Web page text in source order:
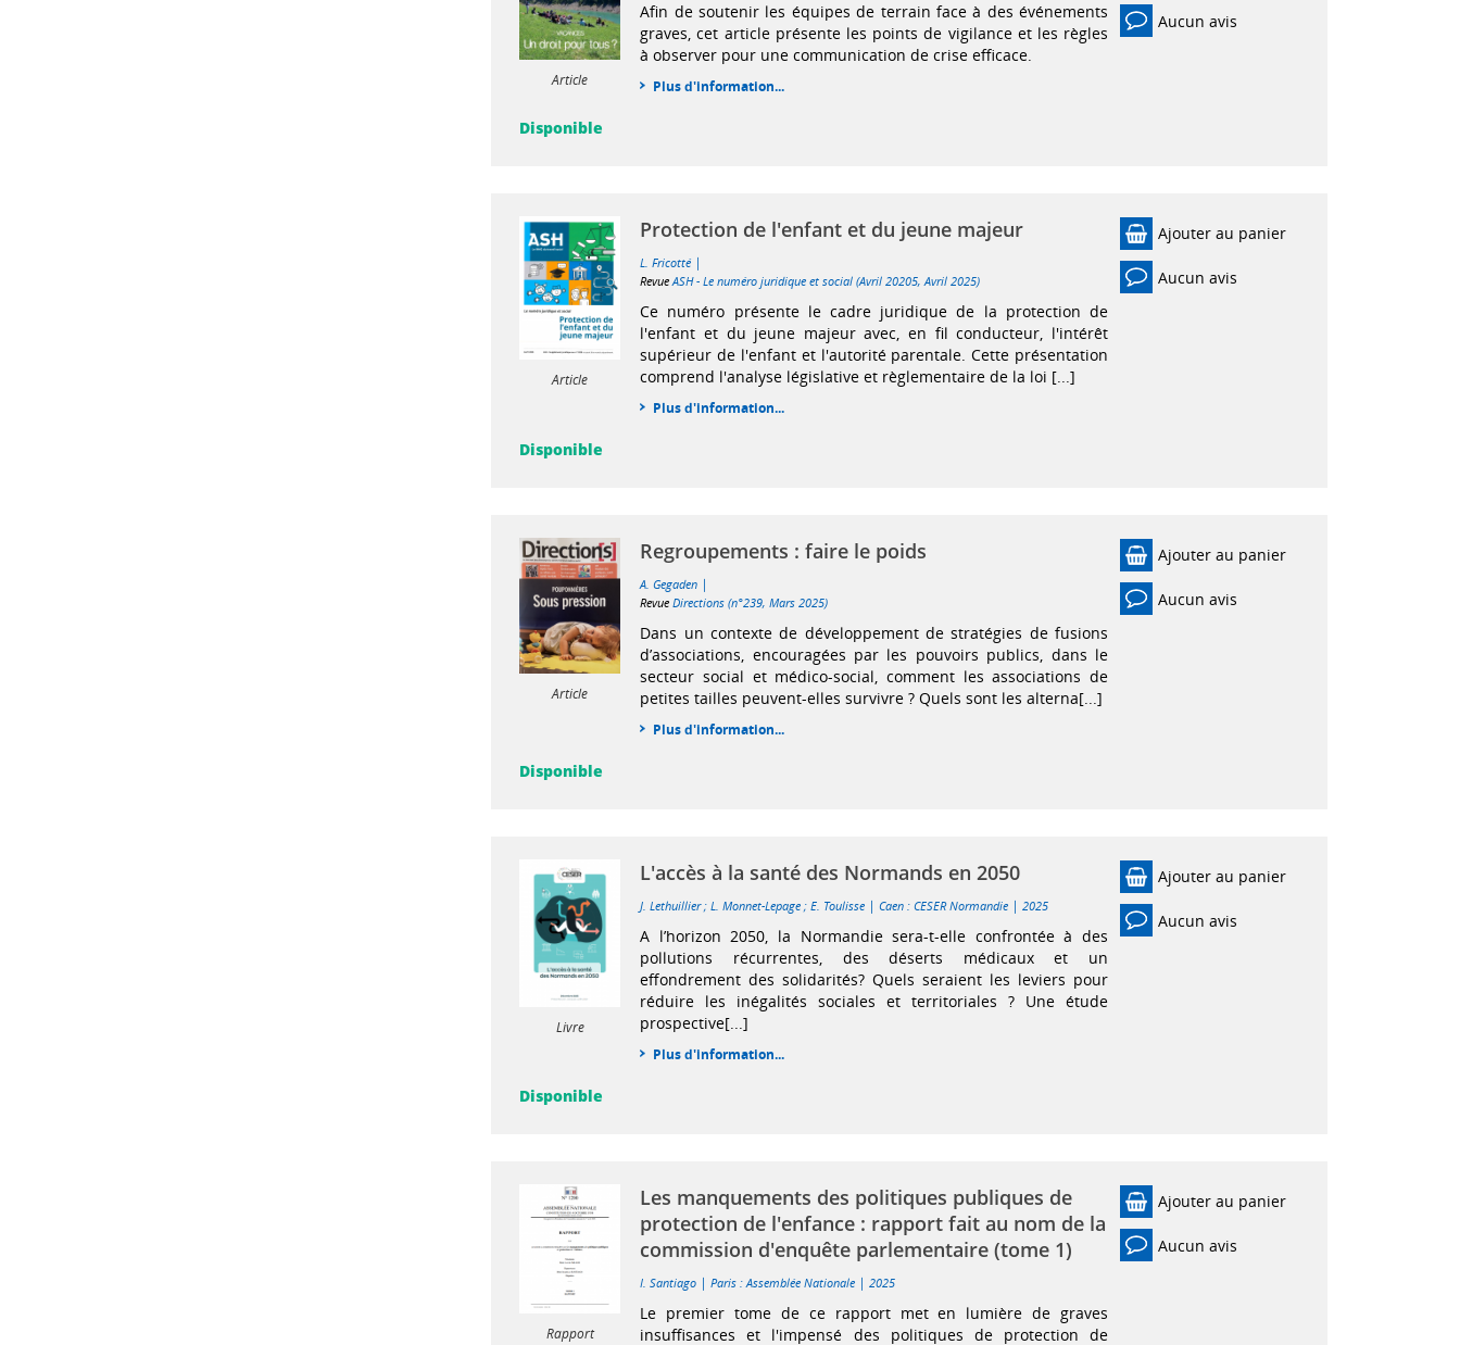
Article
Afin de soutenir les équipes de terrain face à des événements
graves, cet article présente les points de vigilance et les règles
à observer pour une communication de crise efficace.
Plus d'information...
Aucun avis
Disponible
Article
Protection de l'enfant et du jeune majeur
L. Fricotté |
RevueASH - Le numéro juridique et social (Avril 20205, Avril 2025)
Ce numéro présente le cadre juridique de la protection de
l'enfant et du jeune majeur avec, en fil conducteur, l'intérêt
supérieur de l'enfant et l'autorité parentale. Cette présentation
comprend l'analyse législative et règlementaire de la loi [...]
Plus d'information...
Ajouter au panier
Aucun avis
Disponible
Article
Regroupements : faire le poids
A. Gegaden |
RevueDirections (n°239, Mars 2025)
Dans un contexte de développement de stratégies de fusions
d’associations, encouragées par les pouvoirs publics, dans le
secteur social et médico-social, comment les associations de
petites tailles peuvent-elles survivre ? Quels sont les alterna[...]
Plus d'information...
Ajouter au panier
Aucun avis
Disponible
Livre
L'accès à la santé des Normands en 2050
J. Lethuillier;L. Monnet-Lepage ;E. Toulisse |Caen : CESER Normandie |2025
A l’horizon 2050, la Normandie sera-t-elle confrontée à des
pollutions récurrentes, des déserts médicaux et un
effondrement des solidarités? Quels seraient les leviers pour
réduire les inégalités sociales et territoriales ? Une étude
prospective[...]
Plus d'information...
Ajouter au panier
Aucun avis
Disponible
Rapport
Les manquements des politiques publiques de
protection de l'enfance : rapport fait au nom de la
commission d'enquête parlementaire (tome 1)
I. Santiago |Paris : Assemblée Nationale |2025
Le premier tome de ce rapport met en lumière de graves
insuffisances et l'impensé des politiques de protection de
Ajouter au panier
Aucun avis